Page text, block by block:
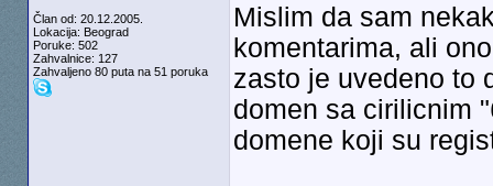
Član od: 20.12.2005.
Lokacija: Beograd
Poruke: 502
Zahvalnice: 127
Zahvaljeno 80 puta na 51 poruka
Mislim da sam
komentarima, ali
zasto je uvedeno to
domen sa cirilicnim
domene koji su